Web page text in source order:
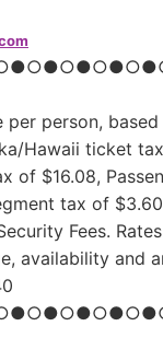
per person,
Hawaii ticket
of $16.08,
tax of
Fees.
availability and